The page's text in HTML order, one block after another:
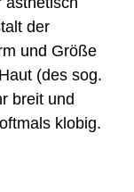
der
und Größe
(des sog.
breit und
klobig.